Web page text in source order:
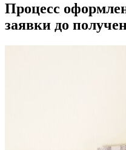
Процесс
заявки до